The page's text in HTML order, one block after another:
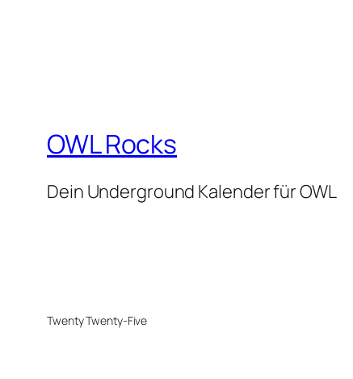
OWL Rocks
Dein Underground Kalender für OWL
Twenty Twenty-Five